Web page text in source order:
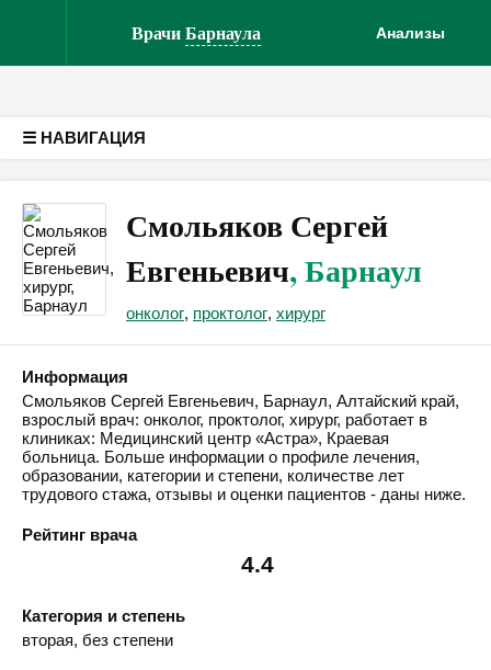
ВрачиБарнаула Анализы
☰ НАВИГАЦИЯ
Смольяков Сергей
Евгеньевич, Барнаул
онколог, проктолог, хирург
Информация
Смольяков Сергей Евгеньевич, Барнаул, Алтайский край,
взрослый врач: онколог, проктолог, хирург, работает в
клиниках: Медицинский центр «Астра», Краевая
больница. Больше информации о профиле лечения,
образовании, категории и степени, количестве лет
трудового стажа, отзывы и оценки пациентов - даны ниже.
Рейтинг врача
4.4
Категория и степень
вторая, без степени